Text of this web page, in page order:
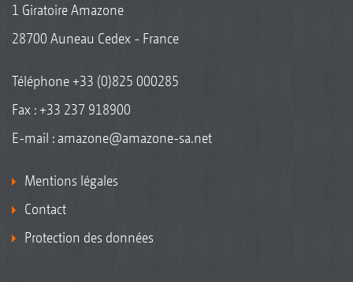
1 Giratoire Amazone
28700 Auneau Cedex - France
Téléphone+33 (0)825 000285
Fax : +33 237 918900
E-mail : amazone@amazone-sa.net
Mentions légales
Contact
Protection des données